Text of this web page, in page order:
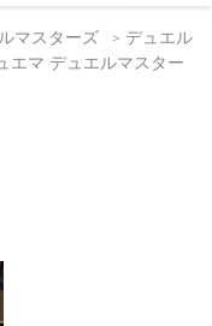
マスターズ
デュエル
エマ デュエルマスター